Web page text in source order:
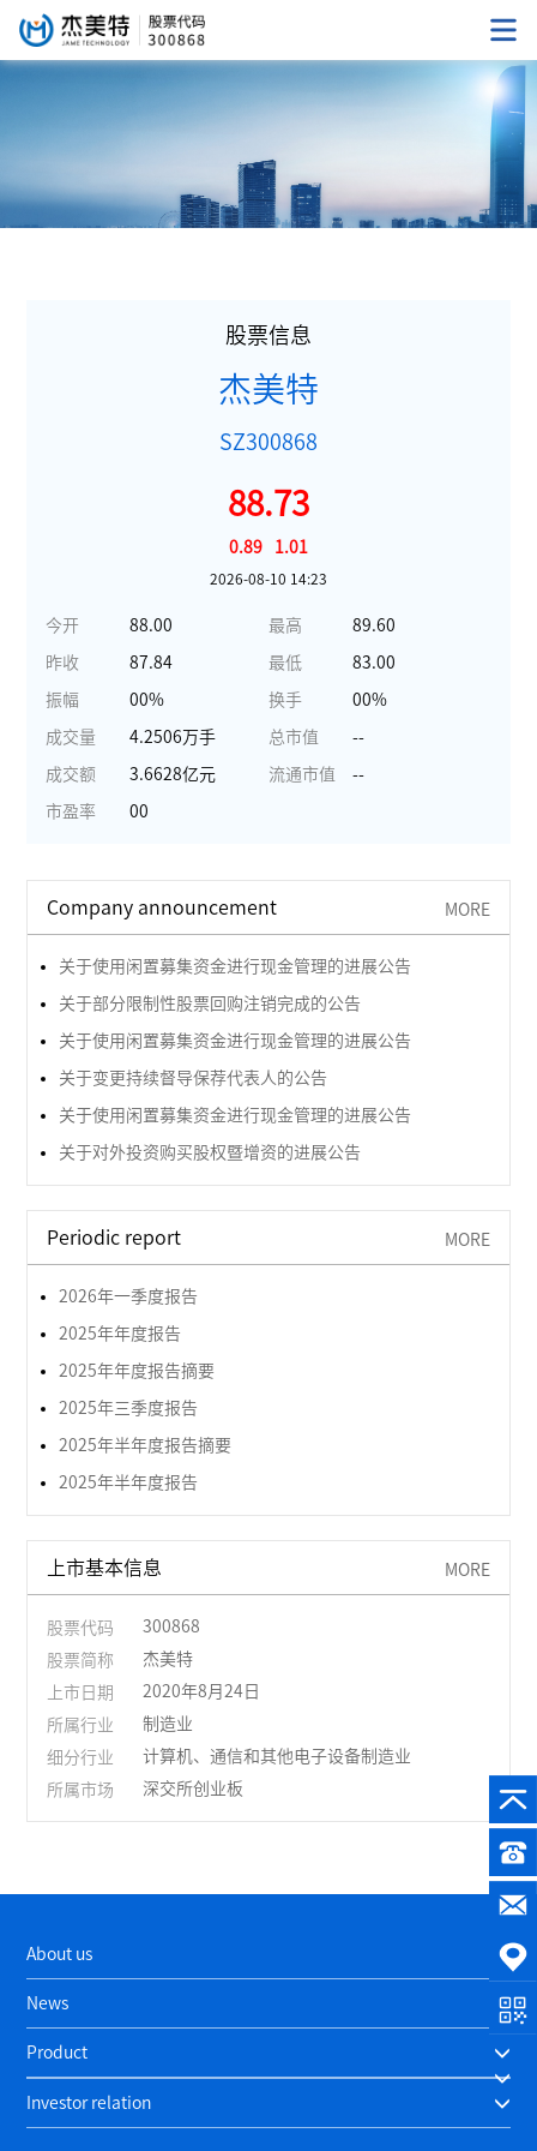
股票信息
杰美特
SZ300868
88.73
0.89 1.01
2026-08-10 14:23
今开 88.00
昨收 87.84
振幅 00%
成交量 4.2506万手
成交额 3.6628亿元
市盈率 00
最高 89.60
最低 83.00
换手 00%
总市值 --
流通市值 --
Company announcement MORE
关于使用闲置募集资金进行现金管理的进展公告
关于部分限制性股票回购注销完成的公告
关于使用闲置募集资金进行现金管理的进展公告
关于变更持续督导保荐代表人的公告
关于使用闲置募集资金进行现金管理的进展公告
关于对外投资购买股权暨增资的进展公告
Periodic report MORE
2026年一季度报告
2025年年度报告
2025年年度报告摘要
2025年三季度报告
2025年半年度报告摘要
2025年半年度报告
上市基本信息 MORE
股票代码
300868
股票简称
杰美特
上市日期
2020年8月24日
所属行业
制造业
细分行业
计算机、通信和其他电子设备制造业
所属市场
深交所创业板
About us
News
Product
Investor relation